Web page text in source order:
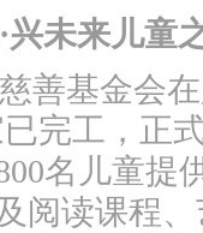
兴未来儿童
善基金会
完工，正
名儿童提
阅读课程